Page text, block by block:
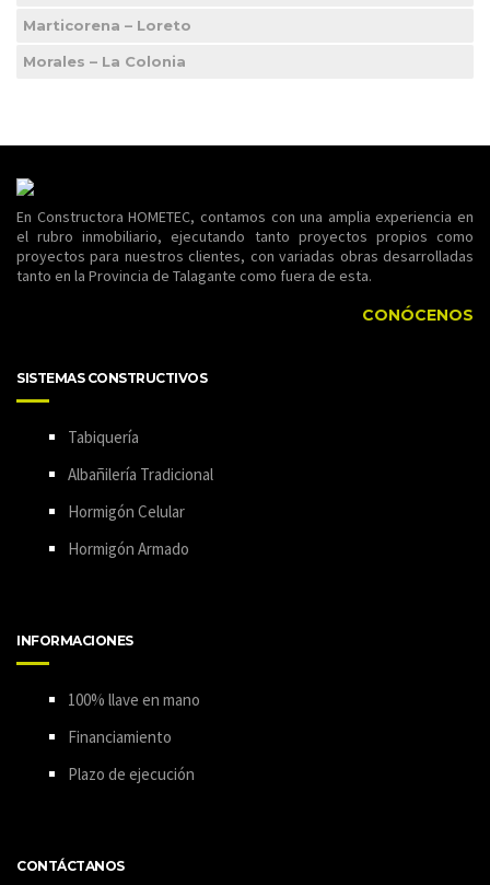
Marticorena – Loreto
Morales – La Colonia
En Constructora HOMETEC, contamos con una amplia experiencia en
el rubro inmobiliario, ejecutando tanto proyectos propios como
proyectos para nuestros clientes, con variadas obras desarrolladas
tanto en la Provincia de Talagante como fuera de esta.
CONÓCENOS
SISTEMAS CONSTRUCTIVOS
Tabiquería
Albañilería Tradicional
Hormigón Celular
Hormigón Armado
INFORMACIONES
100% llave en mano
Financiamiento
Plazo de ejecución
CONTÁCTANOS